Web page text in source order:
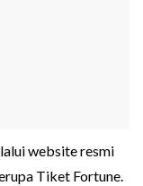
website resmi
Tiket Fortune.